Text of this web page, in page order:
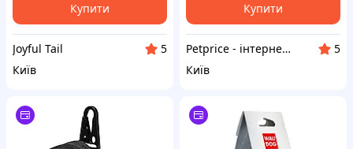
Купити
Joyful Tail
5
Київ
Купити
Petprice - інтернет-магазин зоотоварів
5
Київ